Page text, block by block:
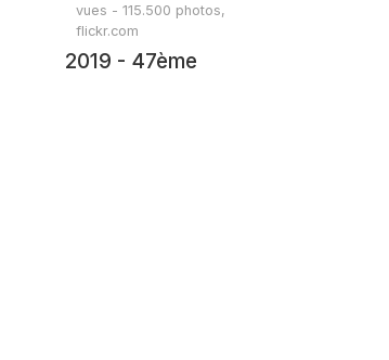
vues - 115.500 photos,
flickr.com
2019 - 47ème